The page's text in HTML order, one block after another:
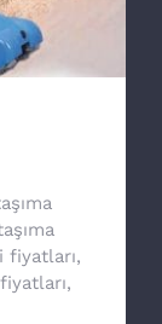
fiyatları,
,